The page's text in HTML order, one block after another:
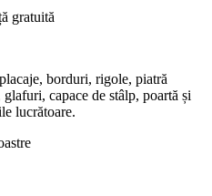
gratuită
borduri, rigole, piatră
capace de stâlp, poartă și
lucrătoare.